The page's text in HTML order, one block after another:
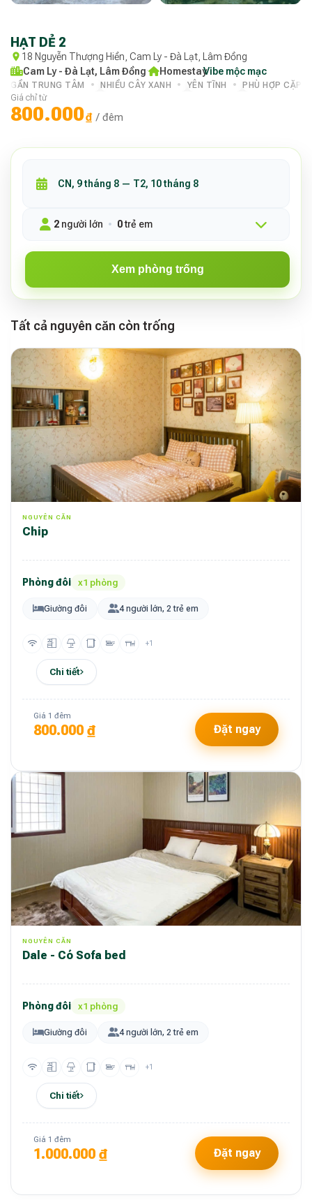
HẠT DẺ 2
18 Nguyễn Thượng Hiền, Cam Ly - Đà Lạt, Lâm Đồng
Cam Ly - Đà Lạt, Lâm Đồng· Homestay·
Vibe mộc mạc
GẦN TRUNG TÂM NHIỀU CÂY XANH YÊN TĨNH
PHÙ HỢP CẶP
Giá chỉ từ
800.000₫ / đêm
2 người lớn 0trẻ em
Xem phòng trống
Tất cả nguyên căn còn trống
NGUYÊN CĂN
Chip
Phòng đôi x1 phòng
Giường đôi 4 người lớn, 2 trẻ em
+1
Chi tiết
Giá 1 đêm
800.000 ₫ Đặt ngay
NGUYÊN CĂN
Dale - Có Sofa bed
Phòng đôi x1 phòng
Giường đôi 4 người lớn, 2 trẻ em
+1
Chi tiết
Giá 1 đêm
1.000.000 ₫ Đặt ngay